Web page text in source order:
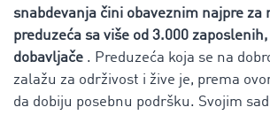
snabdevanja čini obaveznim najpre za
preduzeća sa više od 3.000
dobavljače . Preduzeća koja se na
zalažu za održivost i žive je, prema
da dobiju posebnu podršku. Svojim